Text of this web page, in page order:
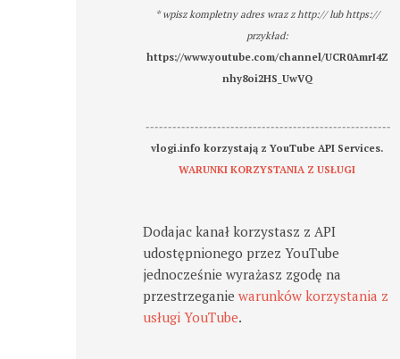
* wpisz kompletny adres wraz z http:// lub https://
przykład:
https://www.youtube.com/channel/UCR0AmrI4Z
nhy8oi2HS_UwVQ
-------------------------------------------------------
vlogi.info korzystają z YouTube API Services.
WARUNKI KORZYSTANIA Z USŁUGI
Dodajac kanał korzystasz z API
udostępnionego przez YouTube
jednocześnie wyrażasz zgodę na
przestrzeganiewarunków korzystania z
usługi YouTube.